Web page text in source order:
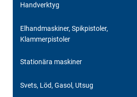
Handverktyg
Elhandmaskiner, Spikpistoler,
Klammerpistoler
Stationära maskiner
Svets, Löd, Gasol, Utsug